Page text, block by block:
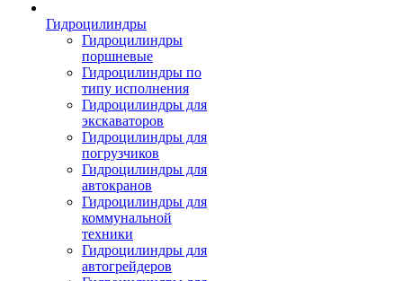
Гидроцилиндры
Гидроцилиндры
поршневые
Гидроцилиндры по
типу исполнения
Гидроцилиндры для
экскаваторов
Гидроцилиндры для
погрузчиков
Гидроцилиндры для
автокранов
Гидроцилиндры для
коммунальной
техники
Гидроцилиндры для
автогрейдеров